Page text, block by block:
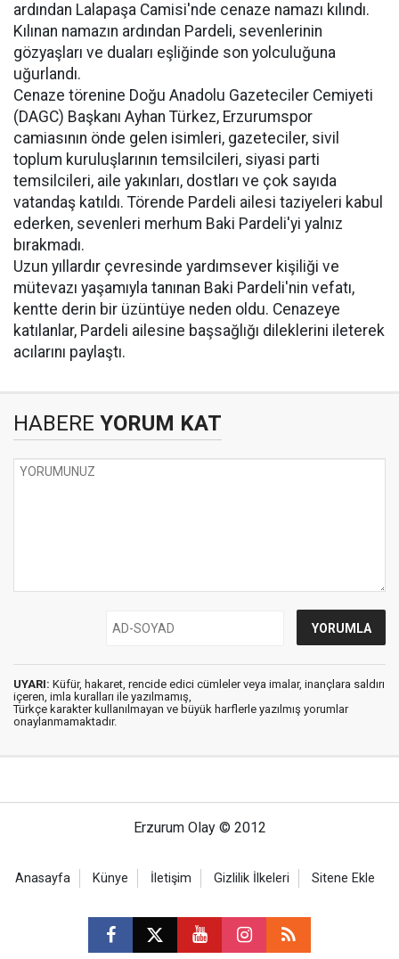
ardından Lalapaşa Camisi'nde cenaze namazı kılındı.
Kılınan namazın ardından Pardeli, sevenlerinin
gözyaşları ve duaları eşliğinde son yolculuğuna
uğurlandı.
Cenaze törenine Doğu Anadolu Gazeteciler Cemiyeti
(DAGC) Başkanı Ayhan Türkez, Erzurumspor
camiasının önde gelen isimleri, gazeteciler, sivil
toplum kuruluşlarının temsilcileri, siyasi parti
temsilcileri, aile yakınları, dostları ve çok sayıda
vatandaş katıldı. Törende Pardeli ailesi taziyeleri kabul
ederken, sevenleri merhum Baki Pardeli'yi yalnız
bırakmadı.
Uzun yıllardır çevresinde yardımsever kişiliği ve
mütevazı yaşamıyla tanınan Baki Pardeli'nin vefatı,
kentte derin bir üzüntüye neden oldu. Cenazeye
katılanlar, Pardeli ailesine başsağlığı dileklerini ileterek
acılarını paylaştı.
HABERE YORUM KAT
UYARI: Küfür, hakaret, rencide edici cümleler veya imalar, inançlara saldırı
içeren, imla kuralları ile yazılmamış,
Türkçe karakter kullanılmayan ve büyük harflerle yazılmış yorumlar
onaylanmamaktadır.
Erzurum Olay © 2012
Anasayfa Künye İletişim Gizlilik İlkeleri Sitene Ekle